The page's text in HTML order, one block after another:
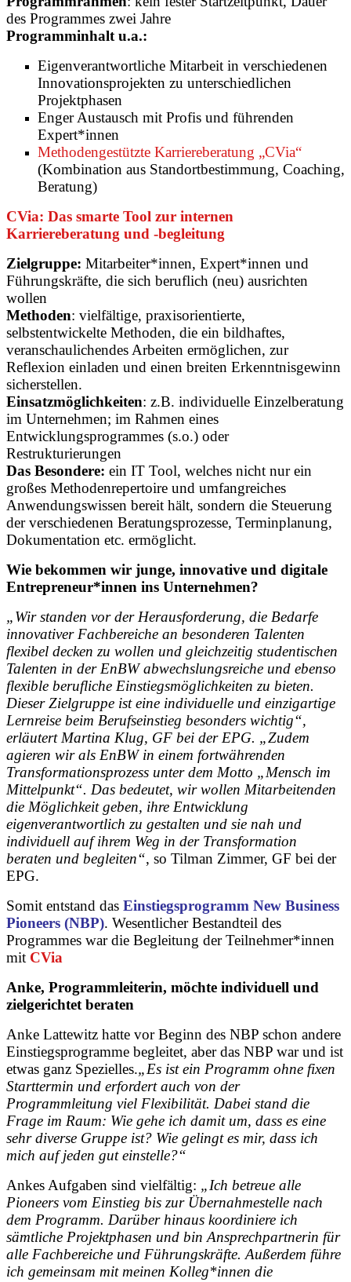
des Programmes zwei Jahre
Programminhalt u.a.:
Eigenverantwortliche Mitarbeit in verschiedenen
Innovationsprojekten zu unterschiedlichen
Projektphasen
Enger Austausch mit Profis und führenden
Expert*innen
Methodengestützte Karriereberatung „CVia“
(Kombination aus Standortbestimmung, Coaching,
Beratung)
CVia: Das smarte Tool zur internen
Karriereberatung und -begleitung
Zielgruppe: Mitarbeiter*innen, Expert*innen und
Führungskräfte, die sich beruflich (neu) ausrichten
wollen
Methoden: vielfältige, praxisorientierte,
selbstentwickelte Methoden, die ein bildhaftes,
veranschaulichendes Arbeiten ermöglichen, zur
Reflexion einladen und einen breiten Erkenntnisgewinn
sicherstellen.
Einsatzmöglichkeiten: z.B. individuelle Einzelberatung
im Unternehmen; im Rahmen eines
Entwicklungsprogrammes (s.o.) oder
Restrukturierungen
Das Besondere: ein IT Tool, welches nicht nur ein
großes Methodenrepertoire und umfangreiches
Anwendungswissen bereit hält, sondern die Steuerung
der verschiedenen Beratungsprozesse, Terminplanung,
Dokumentation etc. ermöglicht.
Wie bekommen wir junge, innovative und digitale
Entrepreneur*innen ins Unternehmen?
„Wir standen vor der Herausforderung, die Bedarfe
innovativer Fachbereiche an besonderen Talenten
flexibel decken zu wollen und gleichzeitig studentischen
Talenten in der EnBW abwechslungsreiche und ebenso
flexible berufliche Einstiegsmöglichkeiten zu bieten.
Dieser Zielgruppe ist eine individuelle und einzigartige
Lernreise beim Berufseinstieg besonders wichtig“,
erläutert Martina Klug, GF bei der EPG. „Zudem
agieren wir als EnBW in einem fortwährenden
Transformationsprozess unter dem Motto „Mensch im
Mittelpunkt“. Das bedeutet, wir wollen Mitarbeitenden
die Möglichkeit geben, ihre Entwicklung
eigenverantwortlich zu gestalten und sie nah und
individuell auf ihrem Weg in der Transformation
beraten und begleiten“, so Tilman Zimmer, GF bei der
EPG.
Somit entstand das Einstiegsprogramm New Business
Pioneers (NBP). Wesentlicher Bestandteil des
Programmes war die Begleitung der Teilnehmer*innen
mit CVia
Anke, Programmleiterin, möchte individuell und
zielgerichtet beraten
Anke Lattewitz hatte vor Beginn des NBP schon andere
Einstiegsprogramme begleitet, aber das NBP war und ist
etwas ganz Spezielles.„Es ist ein Programm ohne fixen
Starttermin und erfordert auch von der
Programmleitung viel Flexibilität. Dabei stand die
Frage im Raum: Wie gehe ich damit um, dass es eine
sehr diverse Gruppe ist? Wie gelingt es mir, dass ich
mich auf jeden gut einstelle?“
Ankes Aufgaben sind vielfältig: „Ich betreue alle
Pioneers vom Einstieg bis zur Übernahmestelle nach
dem Programm. Darüber hinaus koordiniere ich
sämtliche Projektphasen und bin Ansprechpartnerin für
alle Fachbereiche und Führungskräfte. Außerdem führe
ich gemeinsam mit meinen Kolleg*innen die